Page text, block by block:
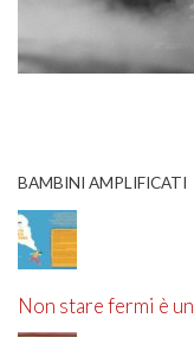
BAMBINI AMPLIFICATI
Non stare fermi è